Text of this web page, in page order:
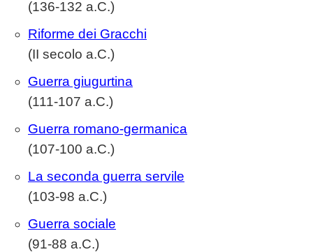
(136-132 a.C.)
Riforme dei Gracchi
(II secolo a.C.)
Guerra giugurtina
(111-107 a.C.)
Guerra romano-germanica
(107-100 a.C.)
La seconda guerra servile
(103-98 a.C.)
Guerra sociale
(91-88 a.C.)